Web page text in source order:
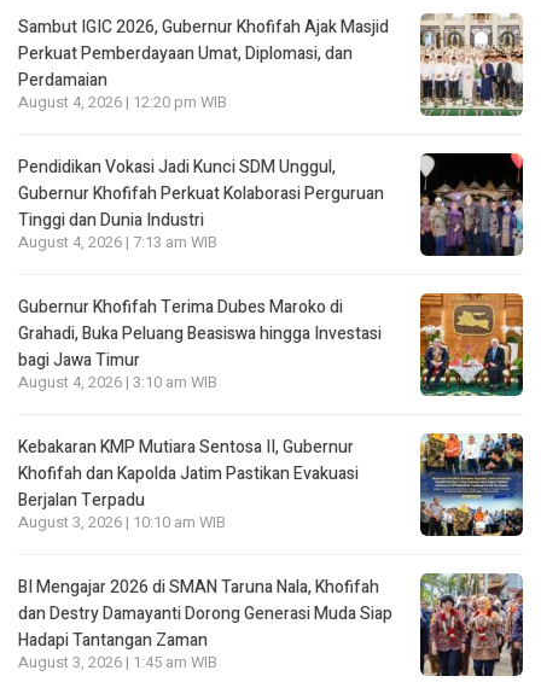
Sambut IGIC 2026, Gubernur Khofifah Ajak Masjid
Perkuat Pemberdayaan Umat, Diplomasi, dan
Perdamaian
August 4, 2026 | 12:20 pm WIB
Pendidikan Vokasi Jadi Kunci SDM Unggul,
Gubernur Khofifah Perkuat Kolaborasi Perguruan
Tinggi dan Dunia Industri
August 4, 2026 | 7:13 am WIB
Gubernur Khofifah Terima Dubes Maroko di
Grahadi, Buka Peluang Beasiswa hingga Investasi
bagi Jawa Timur
August 4, 2026 | 3:10 am WIB
Kebakaran KMP Mutiara Sentosa II, Gubernur
Khofifah dan Kapolda Jatim Pastikan Evakuasi
Berjalan Terpadu
August 3, 2026 | 10:10 am WIB
BI Mengajar 2026 di SMAN Taruna Nala, Khofifah
dan Destry Damayanti Dorong Generasi Muda Siap
Hadapi Tantangan Zaman
August 3, 2026 | 1:45 am WIB